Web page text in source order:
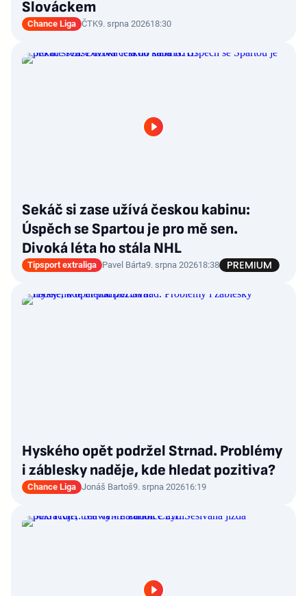
Slováckem
Chance Liga ČTK9. srpna 202618:30
Sekáč si zase užívá českou kabinu:
Úspěch se Spartou je pro mě sen.
Divoká léta ho stála NHL
Tipsport extraliga Pavel Bárta9. srpna 202618:38
Hyského opět podržel Strnad. Problémy
i záblesky naděje, kde hledat pozitiva?
Chance Liga Jonáš Bartoš9. srpna 202616:19